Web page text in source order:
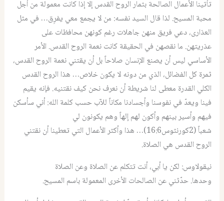
تأتينا الأعمال الصالحة بثمار الروح القدس إلا إذا كانت معمولة من أجل
محبة المسيح. لذا قال السيد نفسه: من لا يجمع معي يفرِق… في مثل
العذارى، دعي فريق منهن جاهلات رغم كونهن محافظات على
عذريتهن. ما نقصهن في الحقيقة كانت نعمة الروح القدس. الأمر
الأساسي ليس أن يصنع الإنسان صلاحاً بل أن يقتني نعمة الروح القدس،
ثمرة كل الفضائل، الذي من دونه لا يكون خلاص… هذا الروح القدس
الكلي القدرة معطى لنا شريطة أن نعرف نحن كيف نقتنيه. فإنه يقيم
فينا ويعدّ في نفوسنا وأجسادنا مكاناً للآب حسب كلمة الله:أني سأسكن
فيهم وأسير بينهم وأكون لهم إلهاً وهم يكونون لي
شعباً(2‏ كورنثوس16:6‏)…
هذا وأكثر الأعمال التي تعطينا أن نقتني
الروح القدس هي الصلاة.
نيقولاوس: لكن يا أبي، أنت تتكلم عن الصلاة وعن الصلاة
وحدها.حدّثني عن الصالحات الأخرى المعمولة باسم المسيح.